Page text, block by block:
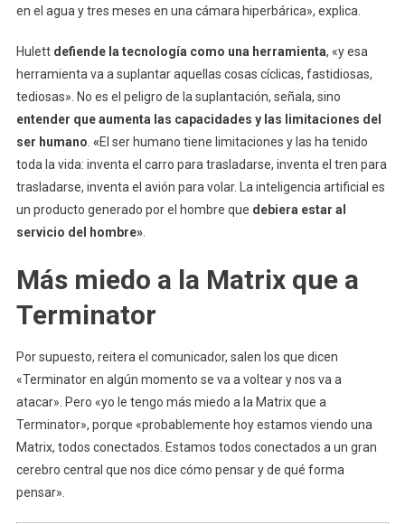
en el agua y tres meses en una cámara hiperbárica», explica.
Hulett defiende la tecnología como una herramienta, «y esa
herramienta va a suplantar aquellas cosas cíclicas, fastidiosas,
tediosas». No es el peligro de la suplantación, señala, sino
entender que aumenta las capacidades y las limitaciones del
ser humano «El ser humano tiene limitaciones y las ha tenido
toda la vida: inventa el carro para trasladarse, inventa el tren para
trasladarse, inventa el avión para volar. La inteligencia artificial es
un producto generado por el hombre que debiera estar al
servicio del hombre».
Más miedo a la Matrix que a
Terminator
Por supuesto, reitera el comunicador, salen los que dicen
«Terminator en algún momento se va a voltear y nos va a
atacar». Pero «yo le tengo más miedo a la Matrix que a
Terminator», porque «probablemente hoy estamos viendo una
Matrix, todos conectados. Estamos todos conectados a un gran
cerebro central que nos dice cómo pensar y de qué forma
pensar».